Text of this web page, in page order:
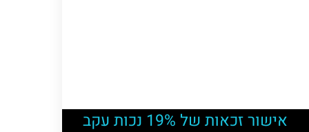
אישור זכאות של 19% נכות עקב